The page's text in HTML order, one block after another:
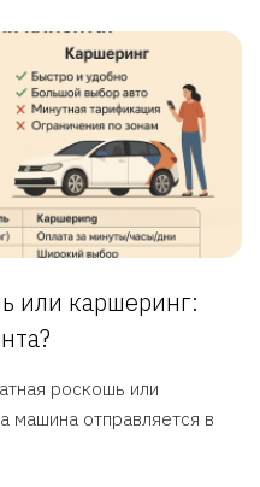
или каршеринг:
роскошь или
машина отправляется в